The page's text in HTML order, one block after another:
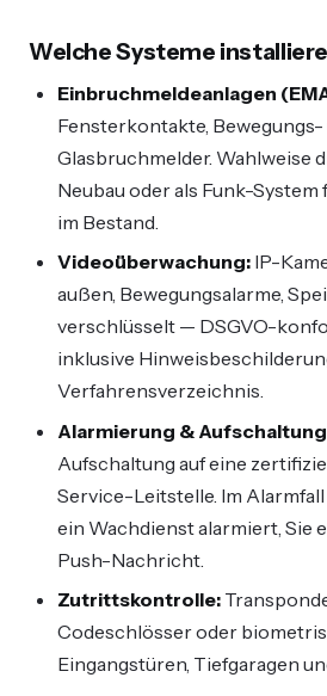
Welche Systeme
Einbruchmeldeanlagen
Fensterkontakte, Bewegungs-
Glasbruchmelder. Wahlweise
Neubau oder als Funk-
im Bestand.
Videoüberwachung: IP-
außen, Bewegungsalarme,
verschlüsselt — DSGVO-
inklusive
Verfahrensverzeichnis.
Alarmierung &
Aufschaltung auf eine
Service-Leitstelle. Im
ein Wachdienst alarmiert, Sie
Push-Nachricht.
Zutrittskontrolle:
Codeschlösser oder
Eingangstüren, Tiefgaragen